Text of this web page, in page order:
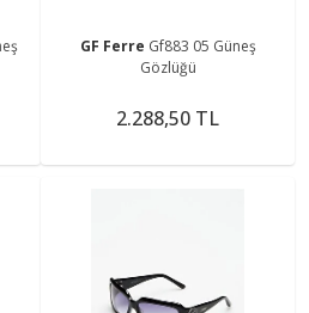
GF Ferre Gf883 05 Güneş
Gözlüğü
2.288,50 TL